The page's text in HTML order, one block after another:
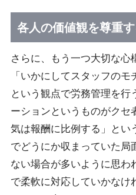
各人の価値観を尊重
さらに、もう一つ大切な心
「いかにしてスタッフのモ
という観点で労務管理を
ーションというものがクセ
気は報酬に比例する」とい
でどうにか収まっていた局
ない場合が多いように思わ
で柔軟に対応していかなけ